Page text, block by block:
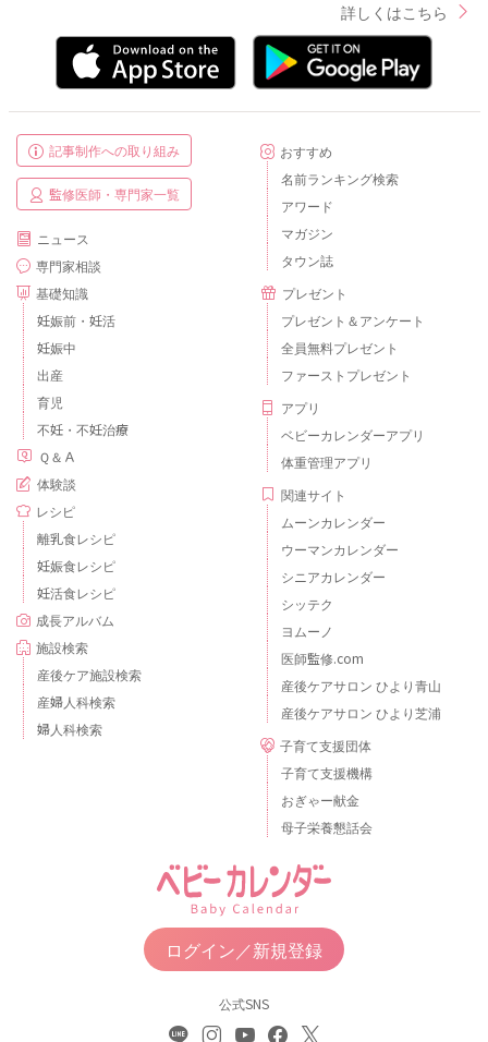
詳しくはこちら
記事制作への取り組み
監修医師・専門家一覧
ニュース
専門家相談
基礎知識
妊娠前・妊活
妊娠中
出産
育児
不妊・不妊治療
Ｑ＆Ａ
体験談
レシピ
離乳食レシピ
妊娠食レシピ
妊活食レシピ
成長アルバム
施設検索
産後ケア施設検索
産婦人科検索
婦人科検索
おすすめ
名前ランキング検索
アワード
マガジン
タウン誌
プレゼント
プレゼント＆アンケート
全員無料プレゼント
ファーストプレゼント
アプリ
ベビーカレンダーアプリ
体重管理アプリ
関連サイト
ムーンカレンダー
ウーマンカレンダー
シニアカレンダー
シッテク
ヨムーノ
医師監修.com
産後ケアサロン ひより青山
産後ケアサロン ひより芝浦
子育て支援団体
子育て支援機構
おぎゃー献金
母子栄養懇話会
ログイン／新規登録
公式SNS